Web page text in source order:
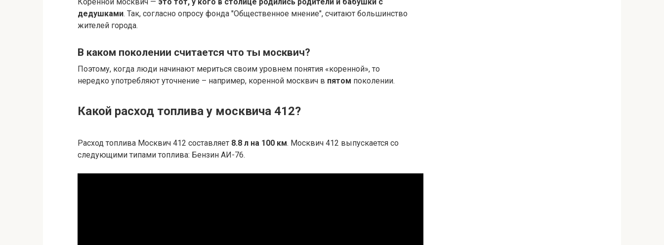
дедушками. Так, согласно опросу фонда "Общественное мнение", считают большинство
жителей города.
В каком поколении считается что ты москвич?
Поэтому, когда люди начинают мериться своим уровнем понятия «коренной», то
нередко употребляют уточнение – например, коренной москвич в пятом поколении.
Какой расход топлива у москвича 412?
Расход топлива Москвич 412 составляет 8.8 л на 100 км. Москвич 412 выпускается со
следующими типами топлива: Бензин АИ-76.